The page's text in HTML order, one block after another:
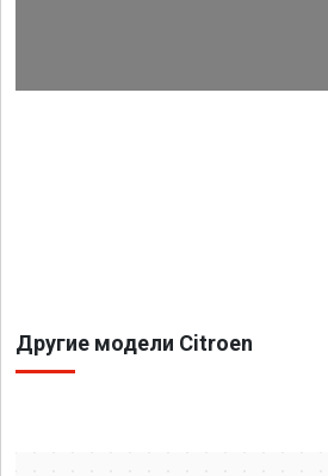
Другие модели Citroen